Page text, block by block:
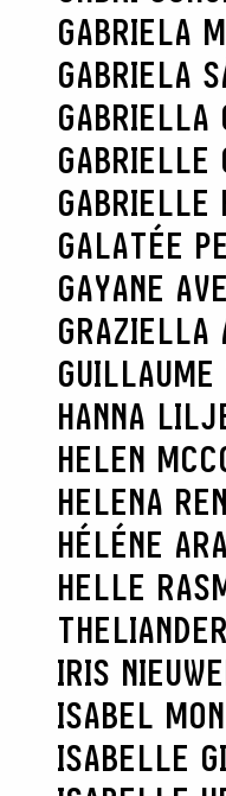
GABRIELA
GABRIELA
GABRIELLA
GABRIELLE
GABRIELLE
GALATÉE
GAYANE
GRAZIELLA
GUILLAUME
HANNA
HELEN
HELENA
HÉLÉNE
HELLE
THELIANDER
IRIS
ISABEL
ISABELLE